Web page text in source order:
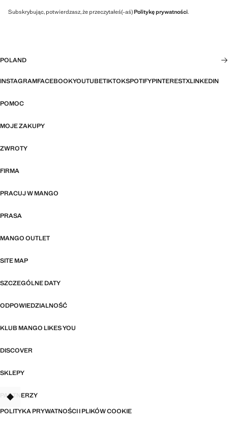
Subskrybując, potwierdzasz, że przeczytałeś(-aś)Politykę prywatności.
POLAND
INSTAGRAMFACEBOOKYOUTUBETIKTOKSPOTIFYPINTERESTXLINKEDIN
POMOC
MOJE ZAKUPY
ZWROTY
FIRMA
PRACUJ W MANGO
PRASA
MANGO OUTLET
SITE MAP
SZCZEGÓLNE DATY
ODPOWIEDZIALNOŚĆ
KLUB MANGO LIKES YOU
DISCOVER
SKLEPY
PARTNERZY
POLITYKA PRYWATNOŚCI I PLIKÓW COOKIE